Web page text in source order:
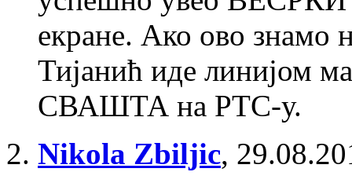
екране. Ако ово знамо
Тијанић иде линијом
СВАШТА на РТС-у.
Nikola Zbiljic,